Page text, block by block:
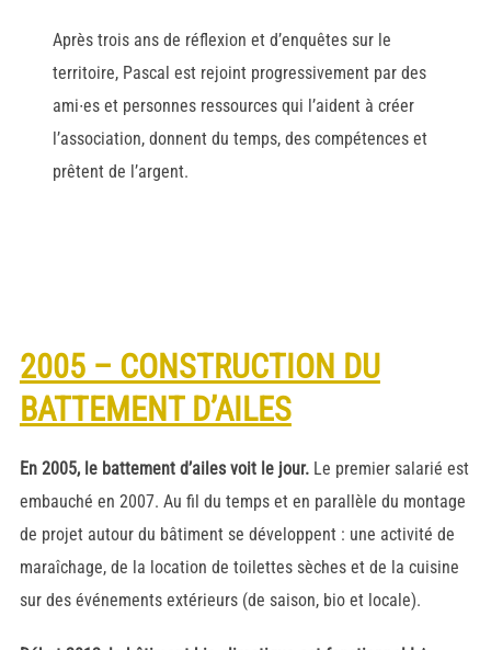
Après trois ans de réflexion et d’enquêtes sur le
territoire, Pascal est rejoint progressivement par des
ami∙es et personnes ressources qui l’aident à créer
l’association, donnent du temps, des compétences et
prêtent de l’argent.
2005 – CONSTRUCTION DU
BATTEMENT D’AILES
En 2005, le battement d’ailes voit le jour.Le premier salarié est
embauché en 2007. Au fil du temps et en parallèle du montage
de projet autour du bâtiment se développent : une activité de
maraîchage, de la location de toilettes sèches et de la cuisine
sur des événements extérieurs (de saison, bio et locale).